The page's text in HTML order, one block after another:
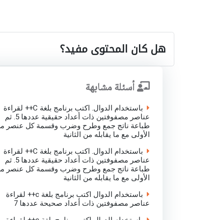
هل كان المحتوى مفيد؟
أسئلة مشابهة
باستخدام الدوال. اكتب برنامج بلغة C++ لقراءة
عناصر مصفوفتين ذات أعداد حقيقية عددها 5. ثم
طباعة ناتج جمع وطرح وضرب وقسمة كل عنصر
الأولى مع ما يقابله من الثانية
باستخدام الدوال. اكتب برنامج بلغة C++ لقراءة
عناصر مصفوفتين ذات أعداد حقيقية عددها 5. ثم
طباعة ناتج جمع وطرح وضرب وقسمة كل عنصر
الأولى مع ما يقابله من الثانية
باستخدام الدوال اكتب برنامج بلغة c++ لقراءة
عناصر مصفوفتين ذات أعداد صحيحة عددها 7